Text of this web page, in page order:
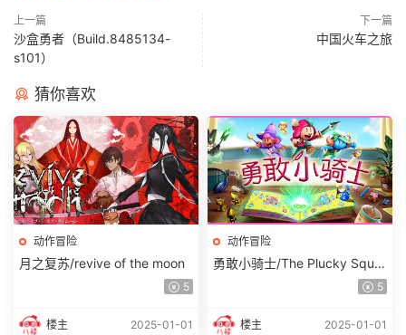
上一篇
沙盒勇者（Build.8485134-
s101）
下一篇
中国火车之旅
猜你喜欢
动作冒险
月之复苏/revive of the moon
5
楼主 2025-01-01
动作冒险
勇敢小骑士/The Plucky Squir
5
楼主 2025-01-01